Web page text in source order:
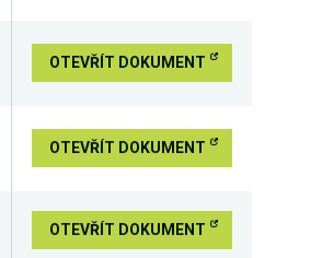
OTEVŘÍT DOKUMENT
OTEVŘÍT DOKUMENT
OTEVŘÍT DOKUMENT